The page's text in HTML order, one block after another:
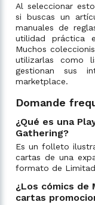
Al seleccionar
si buscas un
manuales de
utilidad práctica
Muchos
utilizarlas como
gestionan sus
marketplace.
Domande
¿Qué es una
Gathering?
Es un folleto
cartas de una
formato de
¿Los cómics de
cartas